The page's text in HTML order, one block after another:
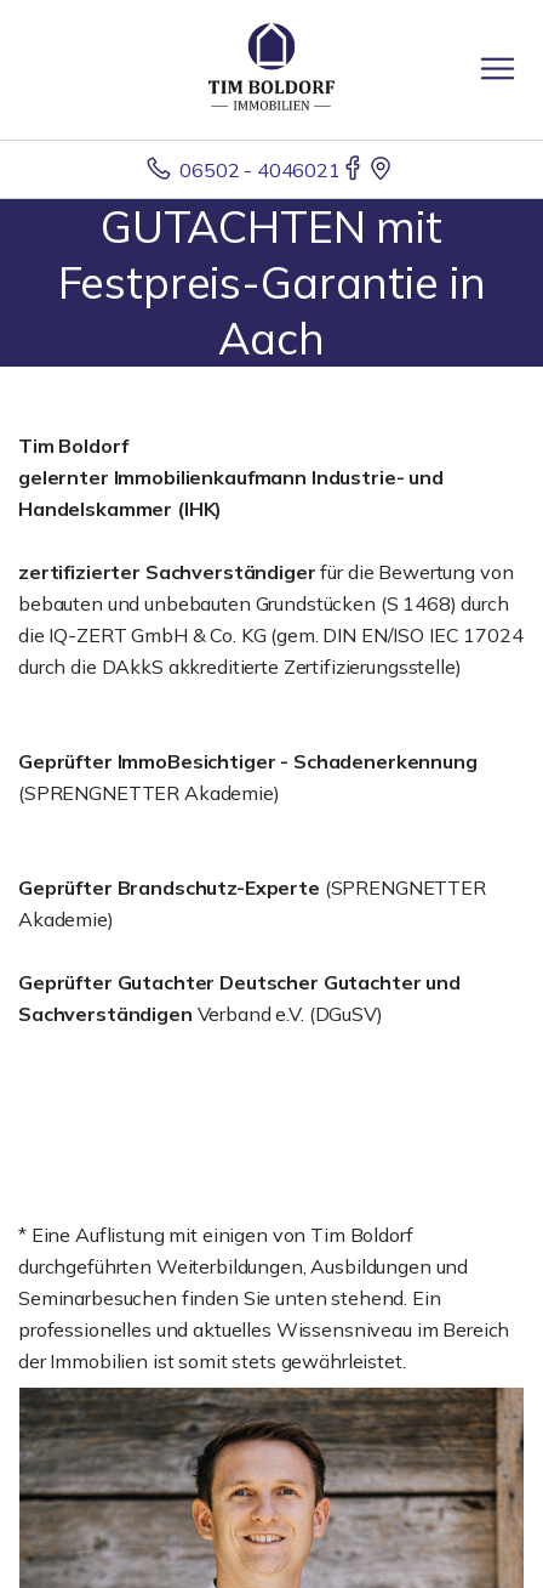
06502 - 4046021
GUTACHTEN mit
Festpreis-Garantie in
Aach
Tim Boldorf
gelernter Immobilienkaufmann Industrie- und
Handelskammer (IHK)
zertifizierter Sachverständiger für die Bewertung von
bebauten und unbebauten Grundstücken (S 1468) durch
die IQ-ZERT GmbH & Co. KG (gem. DIN EN/ISO IEC 17024
durch die DAkkS akkreditierte Zertifizierungsstelle)
Geprüfter ImmoBesichtiger - Schadenerkennung
(SPRENGNETTER Akademie)
Geprüfter Brandschutz-Experte (SPRENGNETTER
Akademie)
Geprüfter Gutachter Deutscher Gutachter und
Sachverständigen Verband e.V. (DGuSV)
* Eine Auflistung mit einigen von Tim Boldorf
durchgeführten Weiterbildungen, Ausbildungen und
Seminarbesuchen finden Sie unten stehend. Ein
professionelles und aktuelles Wissensniveau im Bereich
der Immobilien ist somit stets gewährleistet.